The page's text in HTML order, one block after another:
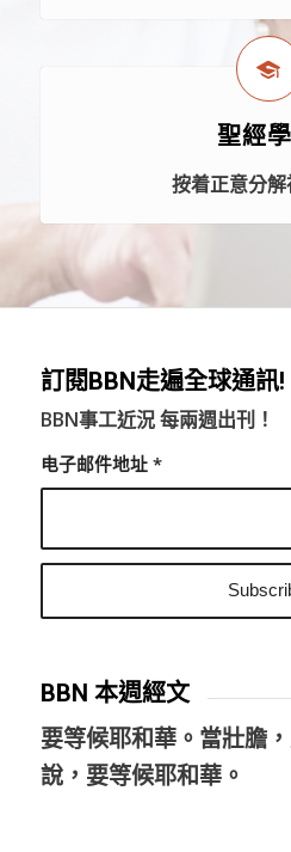
聖經
按着正意分解
訂閱BBN走遍全球通訊!
BBN事工近況 每兩週出刊！
电子邮件地址 *
BBN 本週經文
要等候耶和華。當壯膽
說，要等候耶和華。